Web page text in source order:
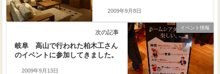
2009年9月8日
イベント情報
次の記事
岐阜 高山で行われた柏木工さん
のイベントに参加してきました。
2009年9月13日